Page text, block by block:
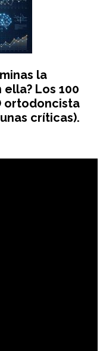
la
Los 100
ortodoncista
críticas).